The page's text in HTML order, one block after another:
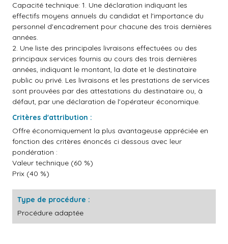
Capacité technique: 1. Une déclaration indiquant les
effectifs moyens annuels du candidat et l'importance du
personnel d'encadrement pour chacune des trois dernières
années.
2. Une liste des principales livraisons effectuées ou des
principaux services fournis au cours des trois dernières
années, indiquant le montant, la date et le destinataire
public ou privé. Les livraisons et les prestations de services
sont prouvées par des attestations du destinataire ou, à
défaut, par une déclaration de l'opérateur économique.
Critères d'attribution :
Offre économiquement la plus avantageuse appréciée en
fonction des critères énoncés ci dessous avec leur
pondération :
Valeur technique (60 %)
Prix (40 %)
Type de procédure :
Procédure adaptée